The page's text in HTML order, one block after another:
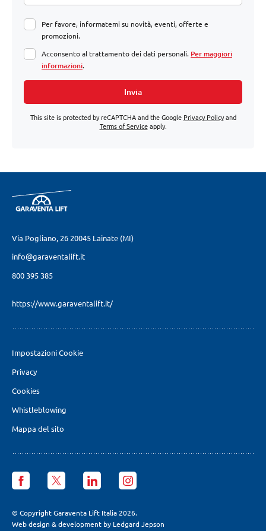
Per favore, informatemi su novità, eventi, offerte e
promozioni.
Acconsento al trattamento dei dati personali. Per maggiori
informazioni.
Invia
This site is protected by reCAPTCHA and the Google Privacy Policyand
Terms of Serviceapply.
Via Pogliano, 26 20045 Lainate (MI)
info@garaventalift.it
800 395 385
https://www.garaventalift.it/
Impostazioni Cookie
Privacy
Cookies
Whistleblowing
Mappa del sito
Garaventa
Lift
page
Garaventa
Lift
page
Garaventa
Lift
page
Garaventa
Lift
page
© Copyright Garaventa Lift Italia 2026.
Web design & development by Ledgard Jepson